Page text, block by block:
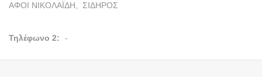
ΑΦΟΙ ΝΙΚΟΛΑΪΔΗ, ΣΙΔΗΡΟΣ
Τηλέφωνο 2: -